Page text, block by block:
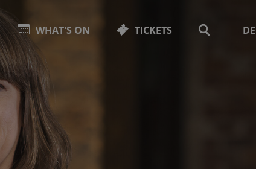
WHAT'S ON TICKETS DE